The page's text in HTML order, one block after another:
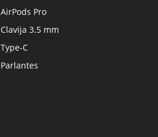
AirPods Pro
Clavija 3.5 mm
Type-C
Parlantes